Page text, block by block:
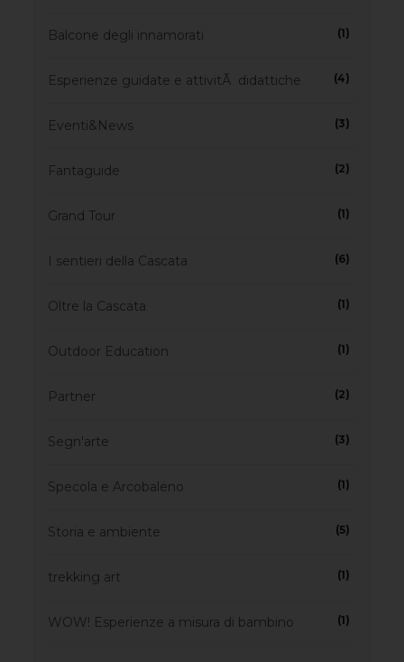
Balcone degli innamorati (1)
Esperienze guidate e attivitÃ didattiche (4)
Eventi&News (3)
Fantaguide (2)
Grand Tour (1)
I sentieri della Cascata (6)
Oltre la Cascata (1)
Outdoor Education (1)
Partner (2)
Segn'arte (3)
Specola e Arcobaleno (1)
Storia e ambiente (5)
trekking art (1)
WOW! Esperienze a misura di bambino (1)